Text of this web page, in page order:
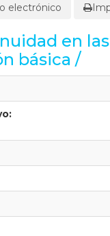
electrónico
en
básica /